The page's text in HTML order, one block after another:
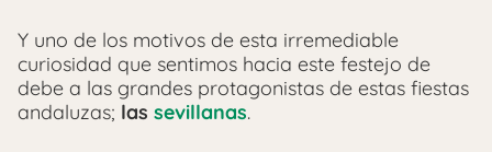
Y uno de los motivos de esta irremediable
curiosidad que sentimos hacia este festejo de
debe a las grandes protagonistas de estas fiestas
andaluzas; las sevillanas.